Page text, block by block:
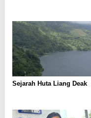
Sejarah Huta Liang Deak